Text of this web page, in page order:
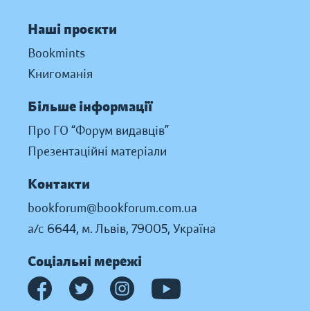
Наші проєкти
Bookmints
Книгоманія
Більше інформації
Про ГО “Форум видавців”
Презентаційні матеріали
Контакти
bookforum@bookforum.com.ua
а/с 6644, м. Львів, 79005, Україна
Соціальні мережі